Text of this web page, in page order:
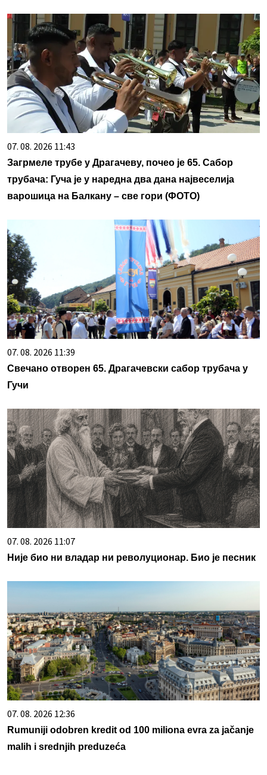
07. 08. 2026 11:43
Загрмеле трубе у Драгачеву, почео је 65. Сабор
трубача: Гуча је у наредна два дана највеселија
варошица на Балкану – све гори (ФОТО)
07. 08. 2026 11:39
Свечано отворен 65. Драгачевски сабор трубача у
Гучи
07. 08. 2026 11:07
Није био ни владар ни револуционар. Био је песник
07. 08. 2026 12:36
Rumuniji odobren kredit od 100 miliona evra za jačanje
malih i srednjih preduzeća